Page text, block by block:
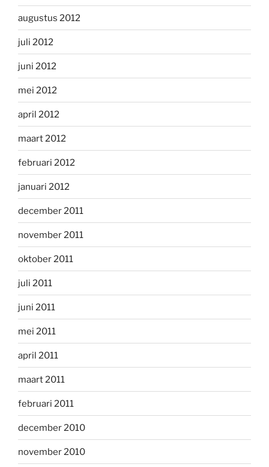
augustus 2012
juli 2012
juni 2012
mei 2012
april 2012
maart 2012
februari 2012
januari 2012
december 2011
november 2011
oktober 2011
juli 2011
juni 2011
mei 2011
april 2011
maart 2011
februari 2011
december 2010
november 2010